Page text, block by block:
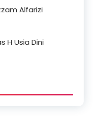
Alfarizi
H Usia Dini